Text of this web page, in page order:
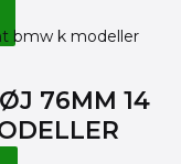
76MM 14